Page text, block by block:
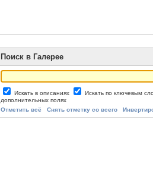
Поиск в Галерее
Искать в описаниях
Искать по ключевым
дополнительных полях
Отметить всё
Снять отметку со всего